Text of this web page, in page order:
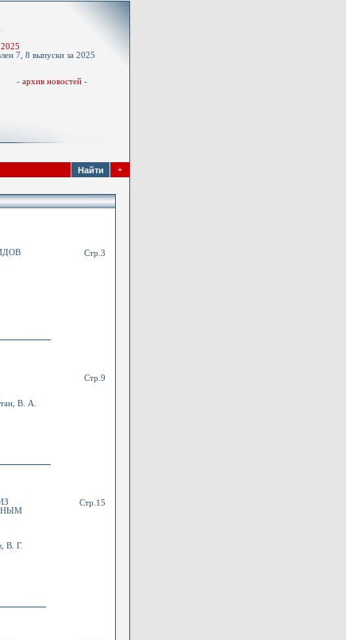
7, 8 выпуски за 2025
- архив новостей -
+
Стр.3
В. А.
Стр.9
В. Г.
Стр.15